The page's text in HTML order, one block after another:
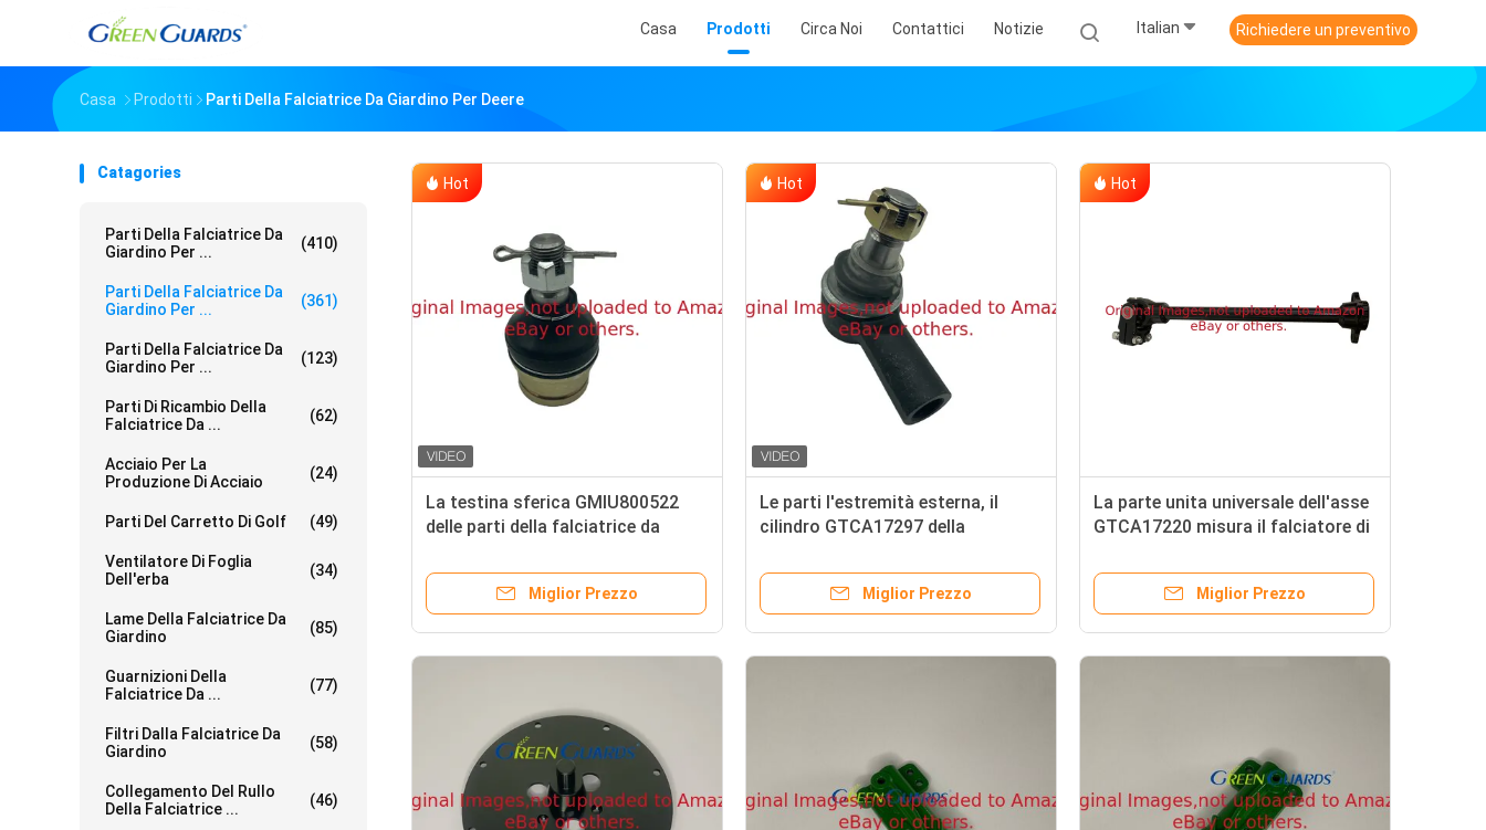
Casa Prodotti Circa Noi Contattici Notizie Italian Richiedere un preventivo
Casa Prodotti Parti Della Falciatrice Da Giardino Per Deere
Catagories
Parti Della Falciatrice Da
Giardino Per ...
(410)
Parti Della Falciatrice Da
Giardino Per ...
(361)
Parti Della Falciatrice Da
Giardino Per ...
(123)
Parti Di Ricambio Della
Falciatrice Da ...
(62)
Acciaio Per La
Produzione Di Acciaio
(24)
Parti Del Carretto Di Golf (49)
Ventilatore Di Foglia
Dell'erba
(34)
Lame Della Falciatrice Da
Giardino
(85)
Guarnizioni Della
Falciatrice Da ...
(77)
Filtri Dalla Falciatrice Da
Giardino
(58)
Collegamento Del Rullo
Della Falciatrice ...
(46)
Hot
La testina sferica GMIU800522
delle parti della falciatrice da
di Deere ProGator
Miglior Prezzo
Hot
Le parti l'estremità esterna, il
cilindro GTCA17297 della
falciatore di Deere
Miglior Prezzo
Hot
La parte unita universale dell'asse
GTCA17220 misura il falciatore di
Miglior Prezzo